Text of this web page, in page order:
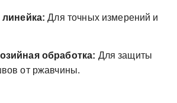
линейка: Для точных измерений и
обработка: Для защиты
от ржавчины.